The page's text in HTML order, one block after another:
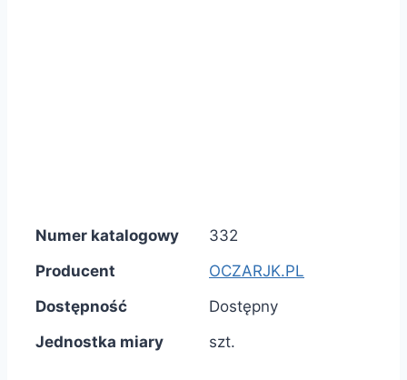
Numer katalogowy
332
Producent
OCZARJK.PL
Dostępność
Dostępny
Jednostka miary
szt.